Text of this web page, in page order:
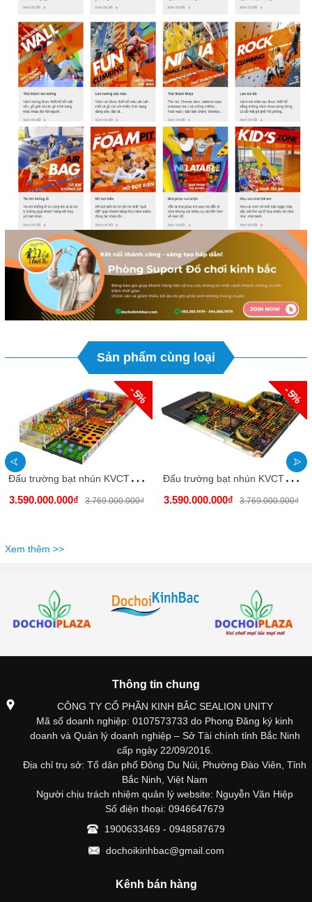
Sản phẩm cùng loại
- 5%
Đ
ấu trường bạt nhún KVCTP9016- Trampoline park rộng lớn chuẩn quốc tế - Công viên bạt nhún vôi nhộn
3.590.000.000₫ 3.769.000.000₫
- 5%
Đ
ấu trường bạt nhún KVCTP9015- Trampoline park rộng lớn chuẩn quốc tế - Công viên bạt nhún vôi nhộn
3.590.000.000₫ 3.769.000.000₫
Xem thêm >>
Thông tin chung
CÔNG TY CỔ PHẦN KINH BẮC SEALION UNITY
Mã số doanh nghiệp: 0107573733 do Phong Đăng ký kinh
doanh và Quản lý doanh nghiệp – Sở Tài chính tỉnh Bắc Ninh
cấp ngày 22/09/2016.
Địa chỉ trụ sở: Tổ dân phố Đông Du Núi, Phường Đào Viên, Tỉnh
Bắc Ninh, Việt Nam
Người chịu trách nhiệm quản lý website: Nguyễn Văn Hiệp
Số điện thoại: 0946647679
1900633469 - 0948587679
dochoikinhbac@gmail.com
Kênh bán hàng